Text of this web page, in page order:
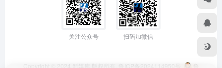
关注公众号 扫码加微信
Copyright © 2024 新媒库 版权所有. 鲁ICP备2024114950号 鲁